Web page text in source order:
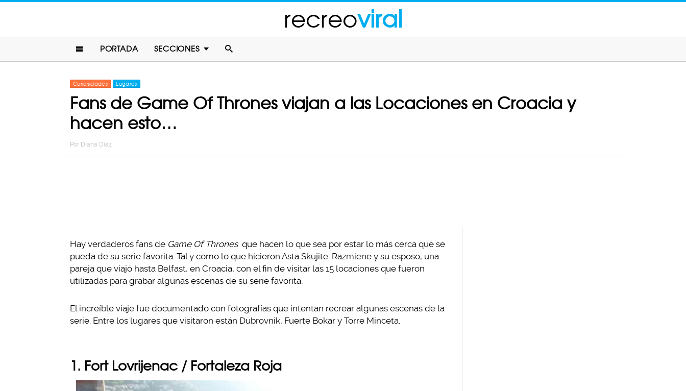
recreoviral
PORTADA SECCIONES
Curiosidades Lugares
Fans de Game Of Thrones viajan a las Locaciones en Croacia y
hacen esto…
Por Diana Diaz
Hay verdaderos fans de Game Of Thrones que hacen lo que sea por estar lo más cerca que se
pueda de su serie favorita. Tal y como lo que hicieron Asta Skujite-Razmiene y su esposo, una
pareja que viajó hasta Belfast, en Croacia, con el fin de visitar las 15 locaciones que fueron
utilizadas para grabar algunas escenas de su serie favorita.
El increíble viaje fue documentado con fotografías que intentan recrear algunas escenas de la
serie. Entre los lugares que visitaron están Dubrovnik, Fuerte Bokar y Torre Minceta.
1. Fort Lovrijenac / Fortaleza Roja